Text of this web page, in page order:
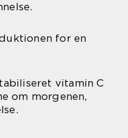
for en
vitamin C
om morgenen,